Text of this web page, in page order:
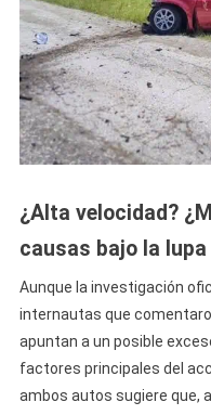
¿Alta velocidad?
causas bajo la lupa
Aunque la investigación
internautas que
apuntan a un posible
factores principales del
ambos autos sugiere que,